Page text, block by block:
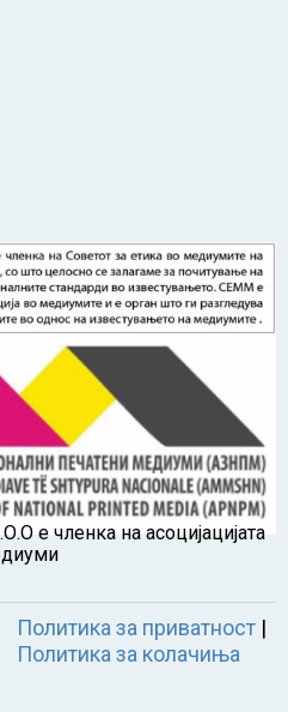
членка на асоцијацијата
Политика за приватност|
Политика за колачиња